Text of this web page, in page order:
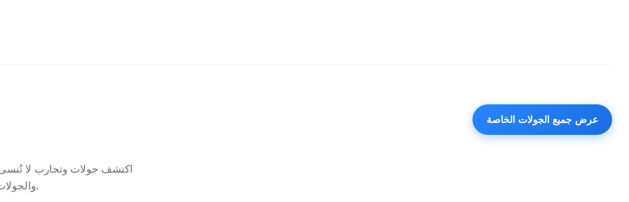
اكتشف جولات وتجارب لا
والجولات المختارة بعناية مع أسعار شفافة، ومرشدين خبراء، ولحظات لا تُنسى.
عرض جميع الجولات الخاصة